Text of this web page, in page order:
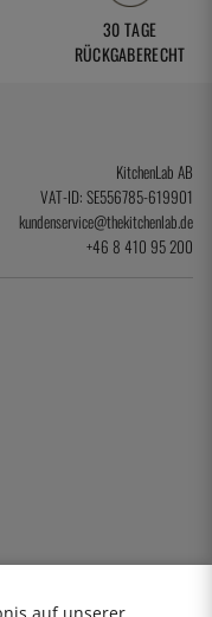
30 TAGE
RÜCKGABERECHT
KitchenLab AB
VAT-ID: SE556785-619901
kundenservice@thekitchenlab.de
+46 8 410 95 200